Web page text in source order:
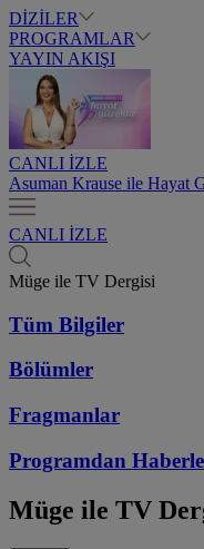
DİZİLER
PROGRAMLAR
YAYIN AKIŞI
CANLI İZLE
Asuman Krause ile Hayat
CANLI İZLE
Müge ile TV Dergisi
Tüm Bilgiler
Bölümler
Fragmanlar
Programdan
Müge ile TV